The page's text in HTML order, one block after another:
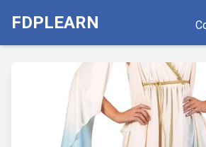
FDPLEARN